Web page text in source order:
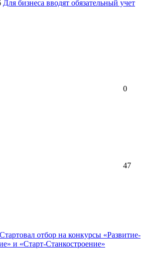
Для бизнеса вводят обязательный учет
0
47
Стартовал отбор на конкурсы «Развитие-
и «Старт-Станкостроение»